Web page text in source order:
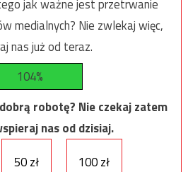
jak ważne jest przetrwanie
medialnych? Nie zwlekaj więc,
nas już od teraz.
104%
robotę? Nie czekaj zatem
nas od dzisiaj.
50 zł 100 zł